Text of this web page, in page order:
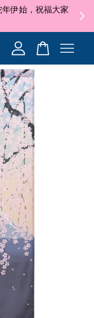
伊始，祝福大家
✦
的。